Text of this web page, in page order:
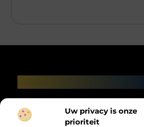
Uw privacy is onze
prioriteit